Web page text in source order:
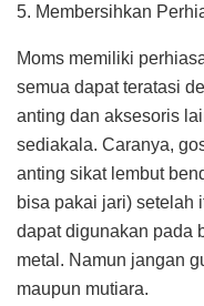
5. Membersihkan
Moms memiliki
semua dapat teratasi
anting dan aksesoris
sediakala. Caranya,
anting sikat lembut
bisa pakai jari) setelah
dapat digunakan pada
metal. Namun jangan
maupun mutiara.